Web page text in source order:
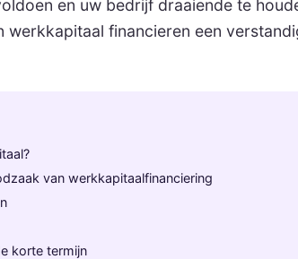
en uw bedrijf draaiende te
financieren een
van werkkapitaalfinanciering
korte termijn